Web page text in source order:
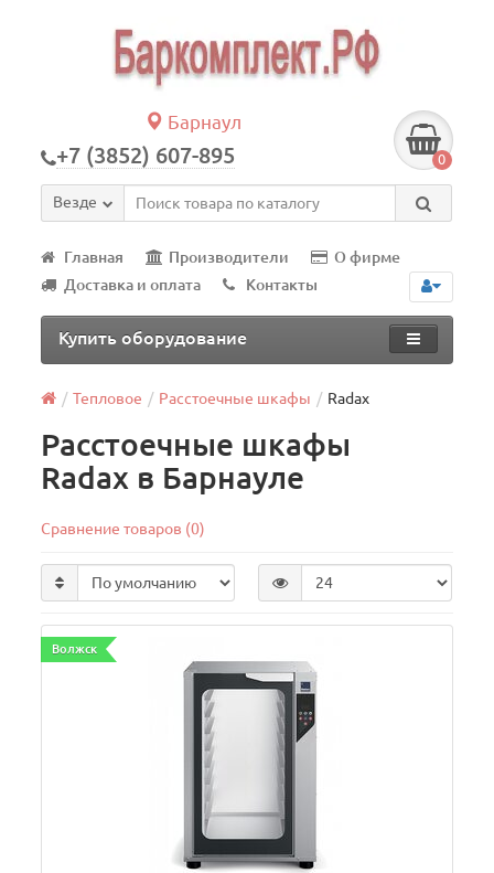
Барнаул
+7 (3852) 607-895 0
Везде
Главная Производители
О фирме
Доставка и оплата
Контакты
Купить оборудование
Тепловое Расстоечные шкафы Radax
Расстоечные шкафы
Radax в Барнауле
Сравнение товаров (0)
Волжск